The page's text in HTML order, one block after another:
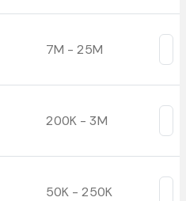
7M - 25M
200K - 3M
50K - 250K